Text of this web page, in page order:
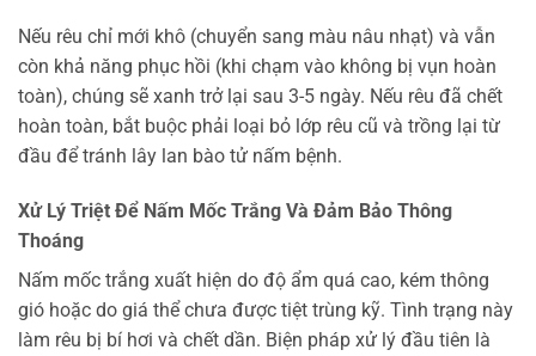
Nếu rêu chỉ mới khô (chuyển sang màu nâu nhạt) và vẫn
còn khả năng phục hồi (khi chạm vào không bị vụn hoàn
toàn), chúng sẽ xanh trở lại sau 3-5 ngày. Nếu rêu đã chết
hoàn toàn, bắt buộc phải loại bỏ lớp rêu cũ và trồng lại từ
đầu để tránh lây lan bào tử nấm bệnh.
Xử Lý Triệt Để Nấm Mốc Trắng Và Đảm Bảo Thông
Thoáng
Nấm mốc trắng xuất hiện do độ ẩm quá cao, kém thông
gió hoặc do giá thể chưa được tiệt trùng kỹ. Tình trạng này
làm rêu bị bí hơi và chết dần. Biện pháp xử lý đầu tiên là